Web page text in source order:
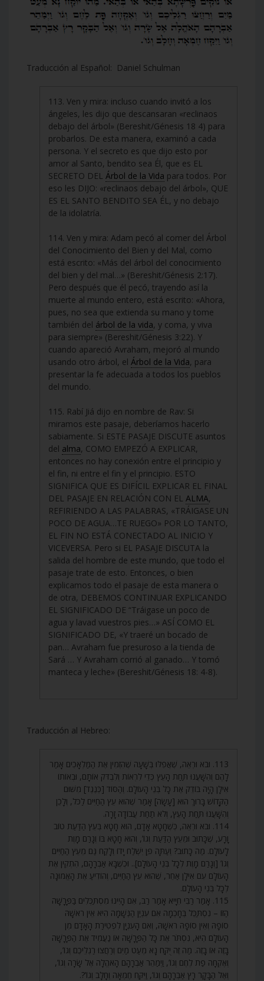
Traducción al Español: Daniel Schulman
113. Ven y mira: incluso cuando invitó a los
ángeles, les dijo que descansaran «reclinaos
debajo del árbol» (Bereshit/Génesis 18 4) para
probarlos. De esta manera, examinó a cada
persona. Y el secreto es que dijo esto por
amor al Santo, bendito sea Él, que es EL
SECRETO DEL Árbol de la Vida para todos. Por
eso les DIJO: «reclinaos debajo del árbol», QUE
ES EL SANTO BENDITO SEA ÉL, y no debajo
de la idolatría.
114. Ven y mira: Adam pecó al comer del Árbol
del Conocimiento del Bien y del Mal, como
está escrito: «Más del árbol del conocimiento
del bien y del mal…» (Bereshit/Génesis 2:17).
Pero después que él pecó, trayendo así la
muerte al mundo entero, está escrito: «Ahora,
pues, no sea que extienda su mano y tome
también del árbol de la vida, y coma, y viva
para siempre» (Bereshit/Génesis 3:22). Y
cuando apareció Avraham, mejoró al mundo
usando otro árbol, el Árbol de la Vida, para
presentar la fe adecuada a todos los pueblos
del mundo.
115. Rabí Jiá dijo en nombre de Rav: Si
miramos este pasaje, deberíamos hacerlo
sabiamente. Si ESTE PASAJE DISCUTE asuntos
del alma, COMO EMPEZÓ A EXPLICAR,
entonces no hay conexión entre el principio y
el fin, ni entre el fin y el principio. ESTO
SIGNIFICA QUE ES DIFÍCIL EXPLICAR EL FINAL
DEL PASAJE EN RELACIÓN CON EL ALMA,
REFIRIENDO A LAS PALABRAS, «TRÁIGASE UN
POCO DE AGUA…TE RUEGO» POR LO TANTO,
EL FIN NO ESTÁ CONECTADO AL INICIO Y
VICEVERSA. Pero si EL PASAJE DISCUTA la
salida del hombre de este mundo, que todo el
pasaje trate de esto. Entonces, o bien
explicamos todo el pasaje de esta manera o
de otra, DEBEMOS CONTINUAR EXPLICANDO
EL SIGNIFICADO DE “Tráigase un poco de
agua y lavad vuestros pies…» ASÍ COMO EL
SIGNIFICADO DE, «Y traeré un bocado de
pan… Avraham fue presuroso a la tienda de
Sará … Y Avraham corrió al ganado… Y tomó
manteca y leche» (Bereshit/Génesis 18: 4-8).
Traducción al Hebreo:
113. וּבֹא וּרְאֵה, שֶׁאֲפִלּוּ בְּשָׁעָה שֶׁהִזְמִין אֶת הַמַּלְאָכִים אָמַר
לָהֶם וְהִשָּׁעֲנוּ תַּחַת הָעֵץ כְּדֵי לִרְאוֹת וְלִבְדֹּק אוֹתָם, וּבְאוֹתוֹ
אִילָן הָיָה בּוֹדֵק אֶת כָּל בְּנֵי הָעוֹלָם. וְהַסּוֹד [כְּנֶגֶד] מִשּׁוּם
הַקָּדוֹשׁ בָּרוּךְ הוּא [עָשָׂה] אָמַר שֶׁהוּא עֵץ הַחַיִּים לַכֹּל, וְלָכֵן
וְהִשָּׁעֲנוּ תַּחַת הָעֵץ, וְלֹא תַחַת עֲבוֹדָה זָרָה.
114. וּבֹא וּרְאֵה, כְּשֶׁחָטָא אָדָם, הוּא חָטָא בְּעֵץ הַדַּעַת טוֹב
וָרָע, שֶׁכָּתוּב וּמֵעֵץ הַדַּעַת וְגוֹ’, וְהוּא חָטָא בּוֹ וְגָרַם מָוֶת
לָעוֹלָם. מַה כָּתוּב? וְעַתָּה פֶּן יִשְׁלַח יָדוֹ וְלָקַח גַּם מֵעֵץ הַחַיִּים
וְגוֹ’ [וְגָרַם מָוֶת לְכָל בְּנֵי הָעוֹלָם].. וּכְשֶׁבָּא אַבְרָהָם, הִתְקִין אֶת
הָעוֹלָם עִם אִילָן אַחֵר, שֶׁהוּא עֵץ הַחַיִּים, וְהוֹדִיעַ אֶת הָאֱמוּנָה
לְכָל בְּנֵי הָעוֹלָם.
115. אָמַר רַבִּי חִיָּיא אָמַר רַב, אִם הָיִינוּ מִסְתַּכְּלִים בַּפָּרָשָׁה
הַזּוֹ – נִסְתַּכֵּל בְּחָכְמָה אִם עִנְיַן הַנְּשָׁמָה הִיא אֵין רֹאשָׁהּ
סוֹפָהּ וְאֵין סוֹפָהּ רֹאשָׁהּ, וְאִם הָעִנְיָן לִפְטִירַת הָאָדָם מִן
הָעוֹלָם הִיא, נִסְתֹּר אֶת כָּל הַפָּרָשָׁה אוֹ נַעֲמִיד אֶת הַפָּרָשָׁה
בָּזֶה אוֹ בָזֶה. מַה זֶּה יֻקַּח נָא מְעַט מַיִם וְרַחֲצוּ רַגְלֵיכֶם וְגוֹ’,
וְאֶקְחָה פַת לֶחֶם וְגוֹ’, וַיְמַהֵר אַבְרָהָם הָאֹהֱלָה אֶל שָׂרָה וְגוֹ’,
וְאֶל הַבָּקָר רָץ אַבְרָהָם וְגוֹ’, וַיִּקַּח חֶמְאָה וְחָלָב וְגוֹ’?.